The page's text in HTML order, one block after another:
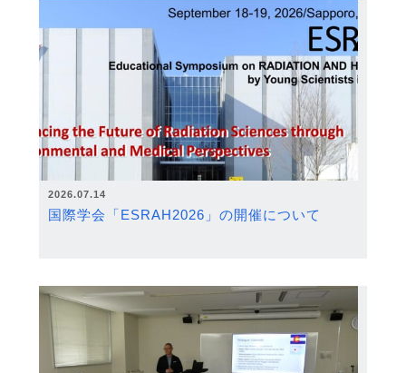
2026.07.14
国際学会「ESRAH2026」の開催について